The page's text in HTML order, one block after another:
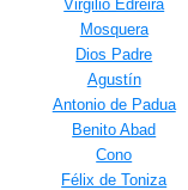
Virgilio Edreira
Mosquera
Dios Padre
Agustín
Antonio de Padua
Benito Abad
Cono
Félix de Toniza